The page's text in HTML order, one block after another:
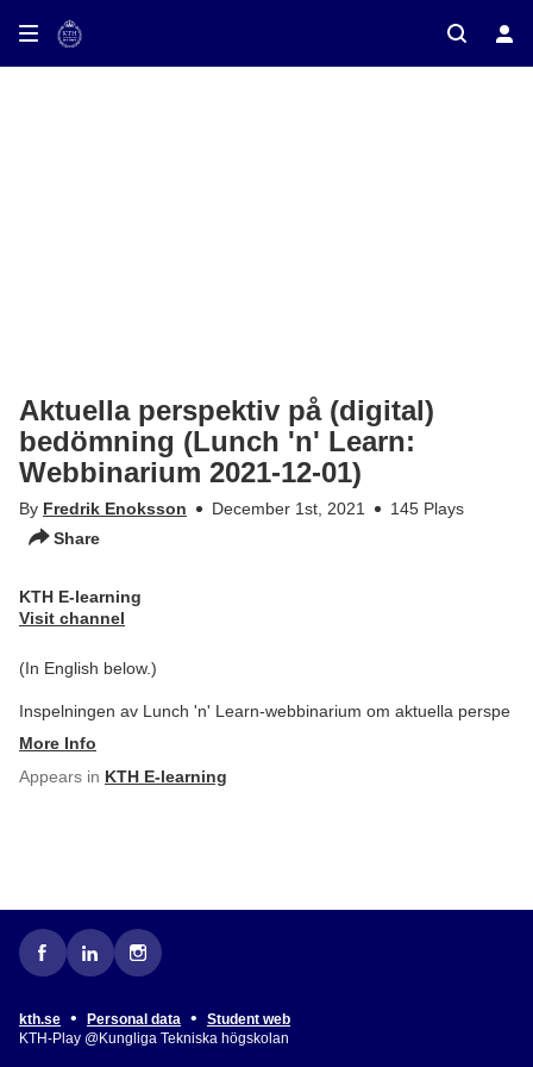
on TV
Aktuella perspektiv på (digital)
bedömning (Lunch 'n' Learn:
Webbinarium 2021-12-01)
By Fredrik Enoksson December 1st, 2021
145 Plays
Share
KTH E-learning
Visit channel
(In English below.)
Inspelningen av Lunch 'n' Learn-webbinarium om aktuella perspe
More Info
Appears in KTH E-learning
kth.se • Personal data •
Student web
KTH-Play @Kungliga Tekniska högskolan